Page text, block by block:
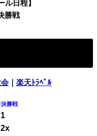
ル日程】
勝戦
｜楽天ﾄﾗﾍﾞﾙ
勝戦